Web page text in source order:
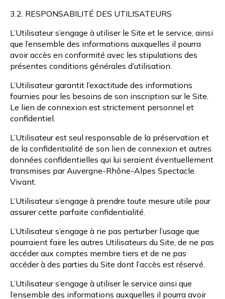
3.2. RESPONSABILITÉ DES UTILISATEURS
L’Utilisateur s’engage à utiliser le Site et le service, ainsi
que l’ensemble des informations auxquelles il pourra
avoir accès en conformité avec les stipulations des
présentes conditions générales d’utilisation.
L’Utilisateur garantit l’exactitude des informations
fournies pour les besoins de son inscription sur le Site.
Le lien de connexion est strictement personnel et
confidentiel.
L’Utilisateur est seul responsable de la préservation et
de la confidentialité de son lien de connexion et autres
données confidentielles qui lui seraient éventuellement
transmises par Auvergne-Rhône-Alpes Spectacle
Vivant.
L’Utilisateur s’engage à prendre toute mesure utile pour
assurer cette parfaite confidentialité.
L’Utilisateur s’engage à ne pas perturber l’usage que
pourraient faire les autres Utilisateurs du Site, de ne pas
accéder aux comptes membre tiers et de ne pas
accéder à des parties du Site dont l’accès est réservé.
L’Utilisateur s’engage à utiliser le service ainsi que
l’ensemble des informations auxquelles il pourra avoir